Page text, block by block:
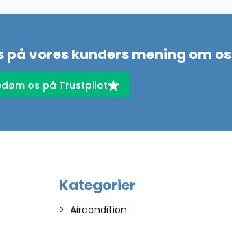
vores kunders mening om os
os på Trustpilot
Kategorier
Aircondition